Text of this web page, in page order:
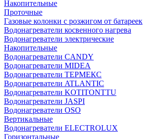
Накопительные
Проточные
Газовые колонки с розжигом от батареек
Водонагреватели косвенного нагрева
Водонагреватели электрические
Накопительные
Водонагреватели CANDY
Водонагреватели MIDEA
Водонагреватели ТЕРМЕКС
Водонагреватели ATLANTIC
Водонагреватели KOTITONTTU
Водонагреватели JASPI
Водонагреватели OSO
Вертикальные
Водонагреватели ELECTROLUX
Горизонтальные